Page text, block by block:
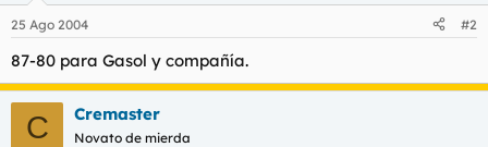
25 Ago 2004 #2
87-80 para Gasol y compañía.
C Cremaster
Novato de mierda